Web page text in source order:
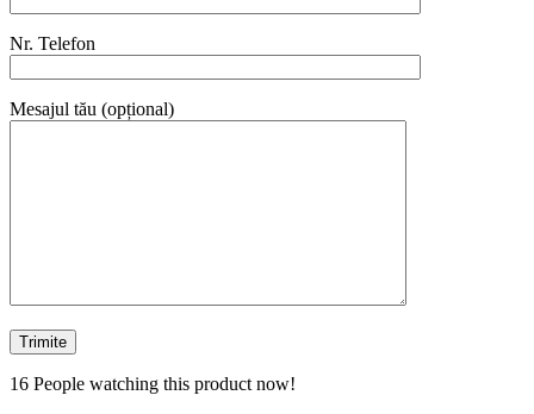
Nr. Telefon
Mesajul tău (opțional)
16 People watching this product now!